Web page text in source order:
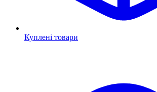
Куплені товари